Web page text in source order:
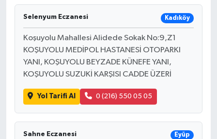
Selenyum Eczanesi Kadıköy
Koşuyolu Mahallesi Alidede Sokak No:9,Z1
KOŞUYOLU MEDİPOL HASTANESİ OTOPARKI
YANI, KOŞUYOLU BEYZADE KÜNEFE YANI,
KOŞUYOLU SUZUKİ KARŞISI CADDE ÜZERİ
Yol Tarifi Al 0 (216) 550 05 05
Sahne Eczanesi Eyüp